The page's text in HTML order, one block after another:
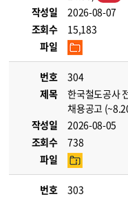
작성일
2026-08-07
조회수
15,183
파일
번호
304
제목
한국철도공사
채용공고
작성일
2026-08-05
조회수
738
파일
번호
303